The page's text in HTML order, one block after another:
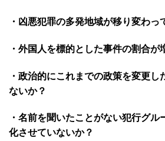
・凶悪犯罪の多発地域が移り変わっ
・外国人を標的とした事件の割合が
・政治的にこれまでの政策を変更
ないか？
・名前を聞いたことがない犯行グ
化させていないか？